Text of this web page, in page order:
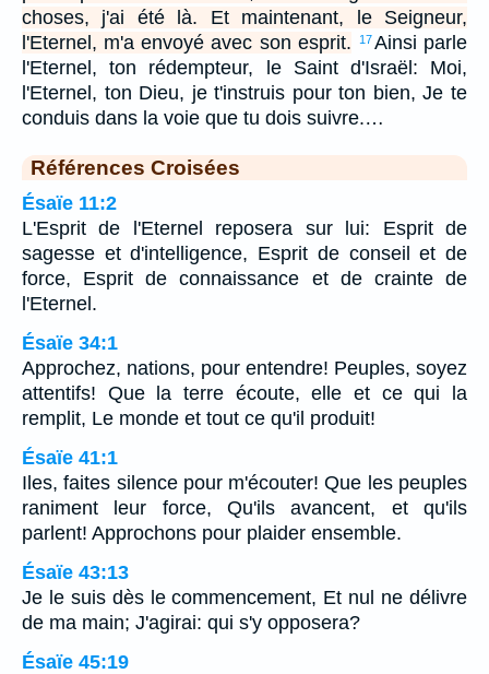
choses, j'ai été là. Et maintenant, le Seigneur,
l'Eternel, m'a envoyé avec son esprit.
17Ainsi parle
l'Eternel, ton rédempteur, le Saint d'Israël: Moi,
l'Eternel, ton Dieu, je t'instruis pour ton bien, Je te
conduis dans la voie que tu dois suivre.…
Références Croisées
Ésaïe 11:2
L'Esprit de l'Eternel reposera sur lui: Esprit de
sagesse et d'intelligence, Esprit de conseil et de
force, Esprit de connaissance et de crainte de
l'Eternel.
Ésaïe 34:1
Approchez, nations, pour entendre! Peuples, soyez
attentifs! Que la terre écoute, elle et ce qui la
remplit, Le monde et tout ce qu'il produit!
Ésaïe 41:1
Iles, faites silence pour m'écouter! Que les peuples
raniment leur force, Qu'ils avancent, et qu'ils
parlent! Approchons pour plaider ensemble.
Ésaïe 43:13
Je le suis dès le commencement, Et nul ne délivre
de ma main; J'agirai: qui s'y opposera?
Ésaïe 45:19